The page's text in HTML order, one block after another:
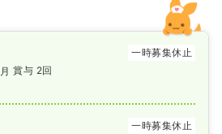
一時募集休止
賞与 2回
一時募集休止